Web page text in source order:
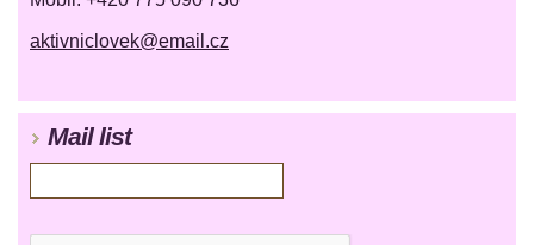
aktivniclovek@email.cz
Mail list